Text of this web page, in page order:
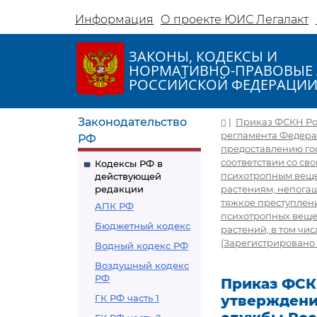
Информация О проекте ЮИС Легалакт
ЗАКОНЫ, КОДЕКСЫ И
НОРМАТИВНО-ПРАВОВЫЕ
РОССИЙСКОЙ ФЕДЕРАЦИИ
Законодательство
РФ
Кодексы РФ в
действующей
редакции
АПК РФ
Бюджетный кодекс
Водный кодекс РФ
Воздушный кодекс
РФ
ГК РФ часть 1
| Приказ ФСКН
регламента
предоставлению
соответствии со
психотропным
растениям,
тяжкое
психотропных
растений, в том
(Зарегистрировано
Приказ